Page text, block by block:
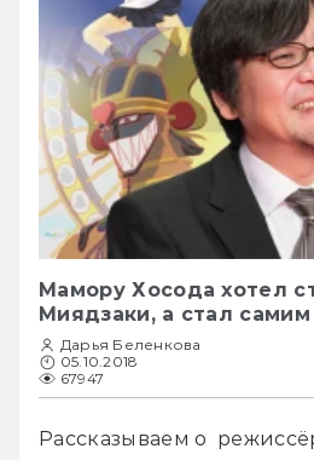
Мамору Хосода хотел
Миядзаки, а стал
Дарья Беленкова
05.10.2018
67947
Рассказываем о